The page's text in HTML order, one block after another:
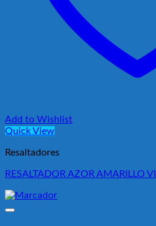
Add to Wishlist
Quick View
Resaltadores
RESALTADOR AZOR AMARILLO